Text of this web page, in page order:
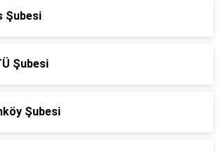
Şubesi
Şubesi
Şubesi